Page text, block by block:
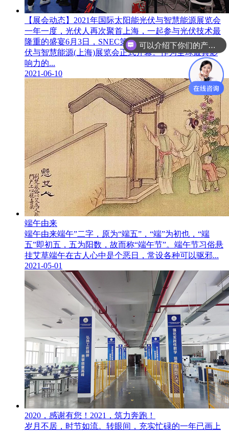
【展会动态】2021年国际太阳能光伏与智慧能源展览会
一年一度，光伏人再次聚首上海，一起参与光伏技术最
隆重的盛宴6月3日，SNEC第十五届(2021)国际太阳能光
伏与智慧能源(上海)展览会正式开幕。作为全球最具影
响力的...
2021-06-10
端午由来
端午由来端午”二字，原为“端五”，“端”为初也，“端
五”即初五，五为阳数，故而称“端午节”。端午节习俗悬
挂艾草端午在古人心中是个恶日，常设各种可以驱邪...
2021-05-01
2020，感谢有您！2021，筑力奔跑！
岁月不居，时节如流。转眼间，充实忙碌的一年已画上
可以介绍下你们的产品么？